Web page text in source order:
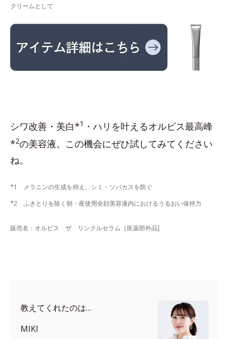
クリームとして
シワ改善・美白*1 ・ハリを叶えるオルビス最高峰
*2の美容液。この機会にぜひ試してみてください
ね。
*1 メラニンの生成を抑え、シミ・ソバカスを防ぐ
*2 ふきとりを除く朝・夜使用全顔美容液内におけるうるおい保持力
販売名：オルビス ザ リンクルセラム［医薬部外品]
教えてくれたのは…
MIKI